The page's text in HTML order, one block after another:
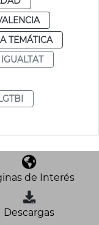
TEMÁTICA
IGUALTAT
de Interés
Descargas